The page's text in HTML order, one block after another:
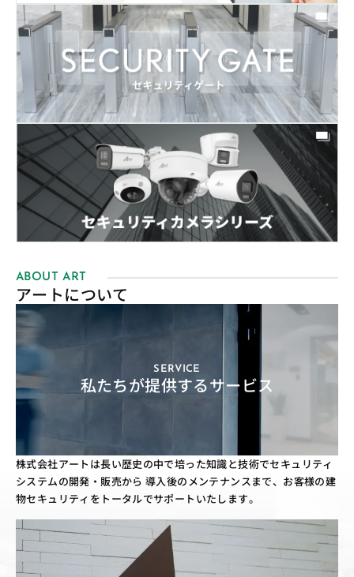
ABOUT ART
アートについて
SERVICE
私たちが提供するサービス
株式会社アートは長い歴史の中で培った知識と技術でセキュリティ
システムの開発・販売から 導入後のメンテナンスまで、お客様の建
物セキュリティをトータルでサポートいたします。